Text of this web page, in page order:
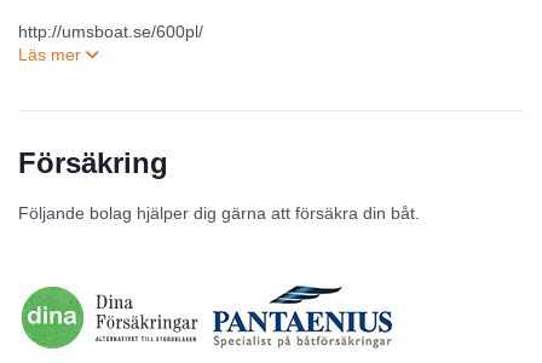
http://umsboat.se/600pl/
Försäkring
Följande bolag hjälper dig gärna att försäkra din båt.